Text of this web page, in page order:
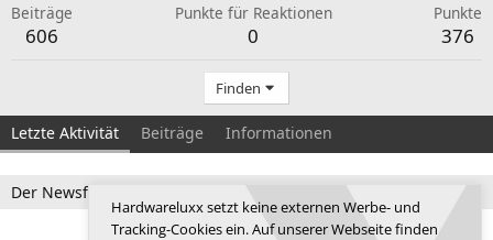
Beiträge
606
Punkte für Reaktionen
0
Punkte
376
Finden
Letzte Aktivität Beiträge Informationen
Der Newsfeed ist zur Zeit leer.
Hardwareluxx setzt keine externen Werbe- und
Tracking-Cookies ein. Auf unserer Webseite finden